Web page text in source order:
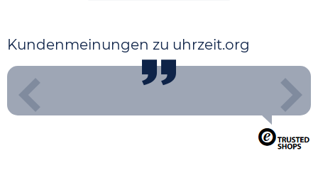
Kundenmeinungen zu uhrzeit.org